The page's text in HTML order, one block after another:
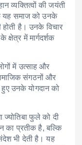
व्यक्तित्वों की जयंती
यह समाज को उनके
होती है। उनके विचार
में मार्गदर्शक
में उत्साह और
संगठनों और
उनके योगदान को
ज्योतिबा फुले को दी
का प्रतीक है, बल्कि
भी देती है। यह